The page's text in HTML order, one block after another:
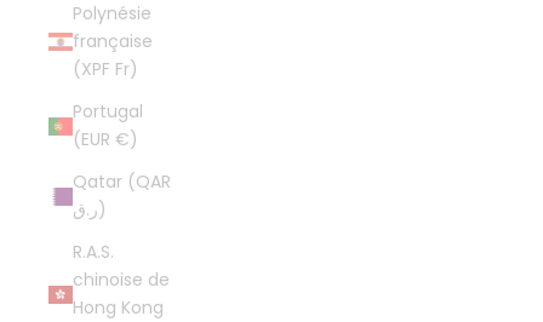
Polynésie
française
(XPF Fr)
Portugal
(EUR €)
Qatar (QAR
ر.ق)
R.A.S.
chinoise de
Hong Kong